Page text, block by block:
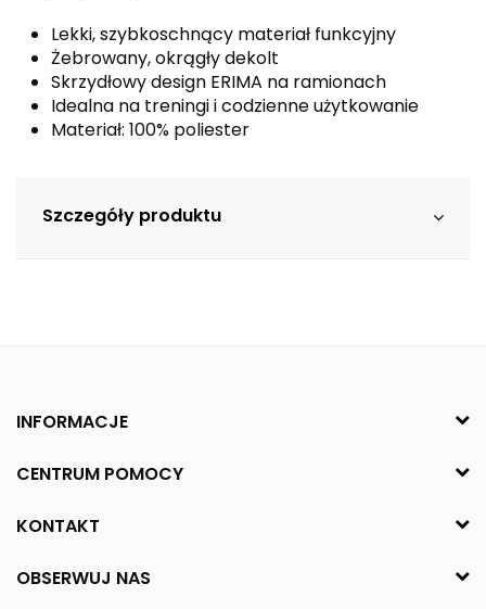
Lekki, szybkoschnący materiał funkcyjny
Żebrowany, okrągły dekolt
Skrzydłowy design ERIMA na ramionach
Idealna na treningi i codzienne użytkowanie
Materiał: 100% poliester
Szczegóły produktu
INFORMACJE
CENTRUM POMOCY
KONTAKT
OBSERWUJ NAS